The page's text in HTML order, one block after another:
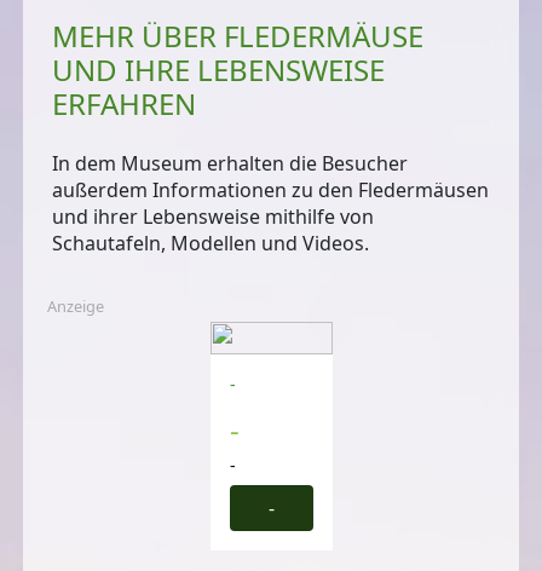
MEHR ÜBER FLEDERMÄUSE
UND IHRE LEBENSWEISE
ERFAHREN
In dem Museum erhalten die Besucher
außerdem Informationen zu den Fledermäusen
und ihrer Lebensweise mithilfe von
Schautafeln, Modellen und Videos.
Anzeige
-
-
-
-